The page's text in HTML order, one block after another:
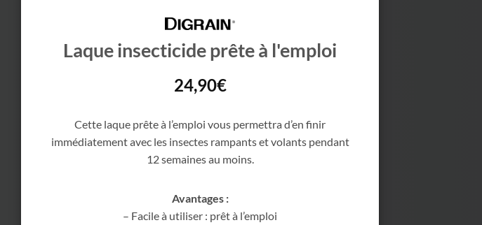
Laque insecticide prête à l'emploi
24,90€
Cette laque prête à l’emploi vous permettra d’en finir
immédiatement avec les insectes rampants et volants pendant
12 semaines au moins.
Avantages :
– Facile à utiliser : prêt à l’emploi